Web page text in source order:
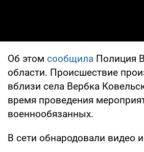
Об этом сообщила Полиция
области. Происшествие
вблизи села Вербка
время проведения
военнообязанных.
В сети обнародовали видео